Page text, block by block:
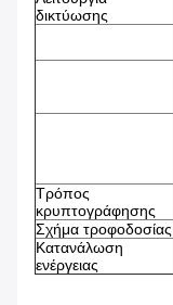
δικτύωσης
Τρόπος
κρυπτογράφησης
Σχήμα τροφοδοσίας
Κατανάλωση
ενέργειας